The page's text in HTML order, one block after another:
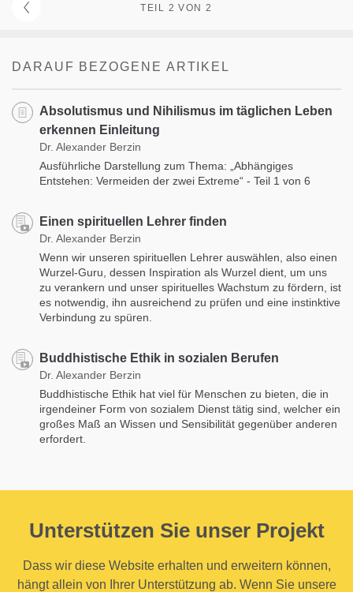
TEIL 2 VON 2
DARAUF BEZOGENE ARTIKEL
Absolutismus und Nihilismus im täglichen Leben
erkennen Einleitung
Dr. Alexander Berzin
Ausführliche Darstellung zum Thema: „Abhängiges
Entstehen: Vermeiden der zwei Extreme“ - Teil 1 von 6
Einen spirituellen Lehrer finden
Dr. Alexander Berzin
Wenn wir unseren spirituellen Lehrer auswählen, also einen
Wurzel-Guru, dessen Inspiration als Wurzel dient, um uns
zu verankern und unser spirituelles Wachstum zu fördern, ist
es notwendig, ihn ausreichend zu prüfen und eine instinktive
Verbindung zu spüren.
Buddhistische Ethik in sozialen Berufen
Dr. Alexander Berzin
Buddhistische Ethik hat viel für Menschen zu bieten, die in
irgendeiner Form von sozialem Dienst tätig sind, welcher ein
großes Maß an Wissen und Sensibilität gegenüber anderen
erfordert.
Unterstützen Sie unser Projekt
Dass wir diese Website erhalten und erweitern können,
hängt allein von Ihrer Unterstützung ab. Wenn Sie unsere